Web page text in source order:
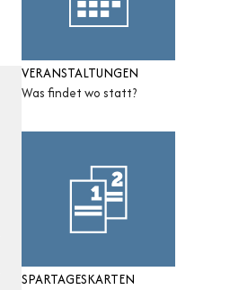
VERANSTALTUNGEN
Was findet wo statt?
SPARTAGESKARTEN